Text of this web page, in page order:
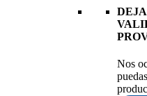
Nos